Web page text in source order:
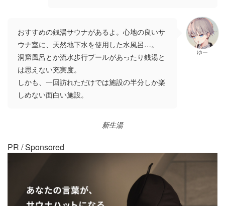
おすすめの銭湯サウナがあるよ。心地の良いサ
ウナ室に、天然地下水を使用した水風呂…。
洞窟風呂とか流水歩行プールがあったり銭湯と
は思えない充実度。
しかも、一回訪れただけでは施設の半分しか楽
しめない面白い施設。
ゆー
新生湯
PR / Sponsored